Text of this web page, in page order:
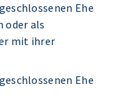
Ehe
oder als
mit ihrer
Ehe